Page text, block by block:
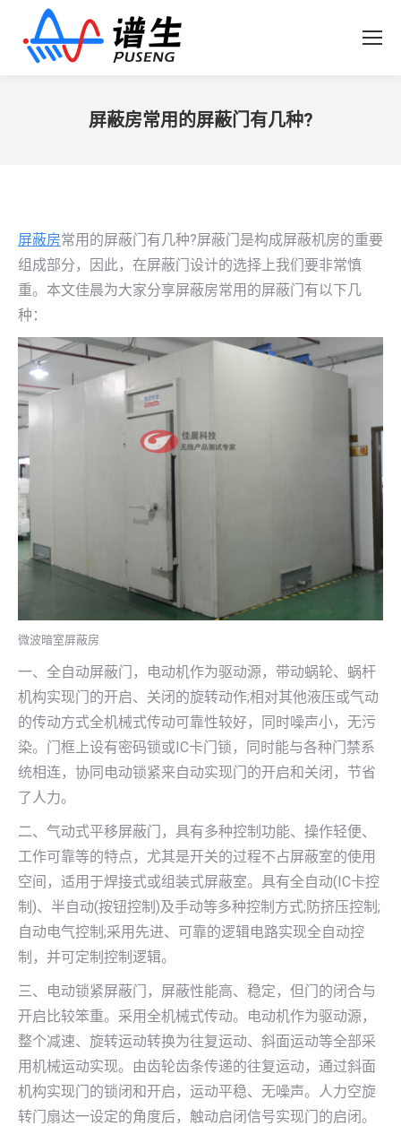
屏蔽房常用的屏蔽门有几种?
屏蔽房常用的屏蔽门有几种?屏蔽门是构成屏蔽机房的重要
组成部分，因此，在屏蔽门设计的选择上我们要非常慎
重。本文佳晨为大家分享屏蔽房常用的屏蔽门有以下几
种：
微波暗室屏蔽房
一、全自动屏蔽门，电动机作为驱动源，带动蜗轮、蜗杆
机构实现门的开启、关闭的旋转动作;相对其他液压或气动
的传动方式全机械式传动可靠性较好，同时噪声小，无污
染。门框上设有密码锁或IC卡门锁，同时能与各种门禁系
统相连，协同电动锁紧来自动实现门的开启和关闭，节省
了人力。
二、气动式平移屏蔽门，具有多种控制功能、操作轻便、
工作可靠等的特点，尤其是开关的过程不占屏蔽室的使用
空间，适用于焊接式或组装式屏蔽室。具有全自动(IC卡控
制)、半自动(按钮控制)及手动等多种控制方式;防挤压控制;
自动电气控制;采用先进、可靠的逻辑电路实现全自动控
制，并可定制控制逻辑。
三、电动锁紧屏蔽门，屏蔽性能高、稳定，但门的闭合与
开启比较笨重。采用全机械式传动。电动机作为驱动源，
整个减速、旋转运动转换为往复运动、斜面运动等全部采
用机械运动实现。由齿轮齿条传递的往复运动，通过斜面
机构实现门的锁闭和开启，运动平稳、无噪声。人力空旋
转门扇达一设定的角度后，触动启闭信号实现门的启闭。